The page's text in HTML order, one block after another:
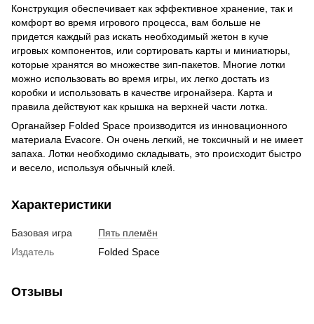
Конструкция обеспечивает как эффективное хранение, так и
комфорт во время игрового процесса, вам больше не
придется каждый раз искать необходимый жетон в куче
игровых компонентов, или сортировать карты и миниатюры,
которые хранятся во множестве зип-пакетов. Многие лотки
можно использовать во время игры, их легко достать из
коробки и использовать в качестве игронайзера. Карта и
правила действуют как крышка на верхней части лотка.
Органайзер Folded Space производится из инновационного
материала Evacore. Он очень легкий, не токсичный и не имеет
запаха. Лотки необходимо складывать, это происходит быстро
и весело, используя обычный клей.
Характеристики
Базовая игра
Пять племён
Издатель
Folded Space
Отзывы